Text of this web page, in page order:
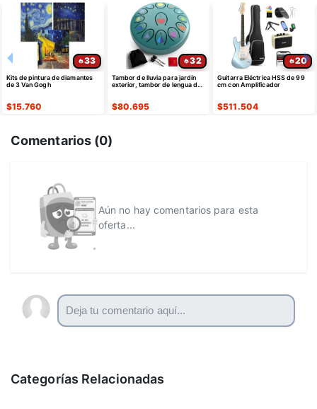
33
Kits de pintura de diamantes
de 3 Van Gogh
$15.760
32
Tambor de lluvia para jardín
exterior, tambor de lengua de
$80.695
20
Guitarra Eléctrica HSS de 99
cm con Amplificador
$511.504
Comentarios (0)
Aún no hay comentarios para esta
oferta...
Categorías Relacionadas